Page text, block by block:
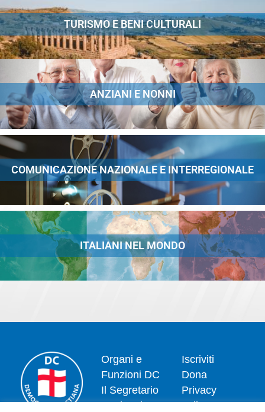
TURISMO E BENI CULTURALI
ANZIANI E NONNI
COMUNICAZIONE NAZIONALE E INTERREGIONALE
ITALIANI NEL MONDO
Organi e
Funzioni DC
Il Segretario
Nazionale
Iscriviti
Dona
Privacy
policy